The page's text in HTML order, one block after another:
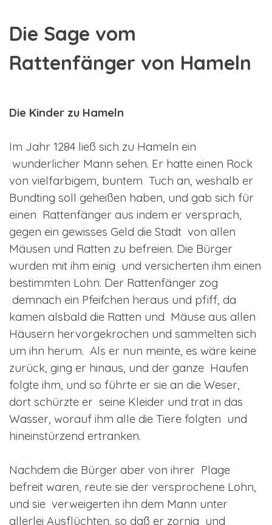
Die Sage vom
Rattenfänger von Hameln
Die Kinder zu Hameln
Im Jahr 1284 ließ sich zu Hameln ein
wunderlicher Mann sehen. Er hatte einen Rock
von vielfarbigem, buntem Tuch an, weshalb er
Bundting soll geheißen haben, und gab sich für
einen Rattenfänger aus indem er versprach,
gegen ein gewisses Geld die Stadt von allen
Mäusen und Ratten zu befreien. Die Bürger
wurden mit ihm einig und versicherten ihm einen
bestimmten Lohn. Der Rattenfänger zog
demnach ein Pfeifchen heraus und pfiff, da
kamen alsbald die Ratten und Mäuse aus allen
Häusern hervorgekrochen und sammelten sich
um ihn herum. Als er nun meinte, es wäre keine
zurück, ging er hinaus, und der ganze Haufen
folgte ihm, und so führte er sie an die Weser,
dort schürzte er seine Kleider und trat in das
Wasser, worauf ihm alle die Tiere folgten und
hineinstürzend ertranken.
Nachdem die Bürger aber von ihrer Plage
befreit waren, reute sie der versprochene Lohn,
und sie verweigerten ihn dem Mann unter
allerlei Ausflüchten, so daß er zornig und